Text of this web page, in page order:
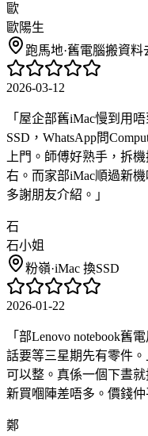
歐
歐陽生
跑馬地·舊電腦搬資料
2026-03-12
「 屋企部舊iMac慢到用
SSD，WhatsApp問
上門。師傅好熟手，拆
右。而家部iMac順過新
多謝朋友介紹。 」
石
石小姐
粉嶺·iMac 換SSD
2026-01-22
「 部Lenovo notebook舊
話要等三星期先有零件。
可以整。真係一個下晝
新買嗰陣差唔多。價錢仲
鄭